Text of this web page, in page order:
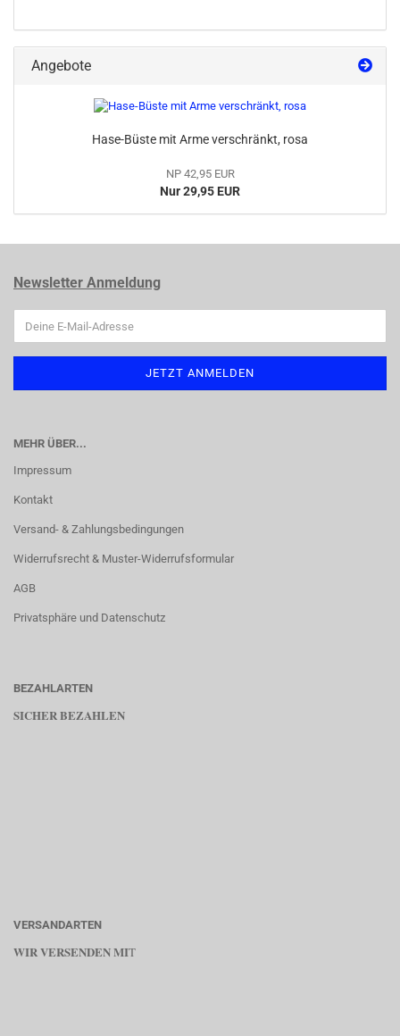
Angebote
Hase-Büste mit Arme verschränkt, rosa
NP 42,95 EUR
Nur 29,95 EUR
Newsletter Anmeldung
MEHR ÜBER...
Impressum
Kontakt
Versand- & Zahlungsbedingungen
Widerrufsrecht & Muster-Widerrufsformular
AGB
Privatsphäre und Datenschutz
BEZAHLARTEN
SICHER BEZAHLEN
VERSANDARTEN
WIR VERSENDEN MIT